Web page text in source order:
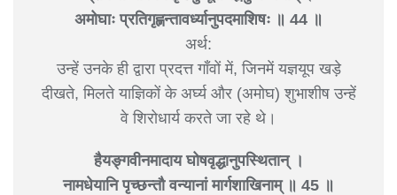
अमोघाः प्रतिगृह्णन्तावर्ध्यानुपदमाशिषः ॥ 44 ॥
अर्थ:
उन्हें उनके ही द्वारा प्रदत्त गाँवों में, जिनमें यज्ञयूप खड़े
दीखते, मिलते याज्ञिकों के अर्घ्य और (अमोघ) शुभाशीष उन्हें
वे शिरोधार्य करते जा रहे थे।
हैयङ्गवीनमादाय घोषवृद्धानुपस्थितान् ।
नामधेयानि पृच्छन्तौ वन्यानां मार्गशाखिनाम् ॥ 45 ॥